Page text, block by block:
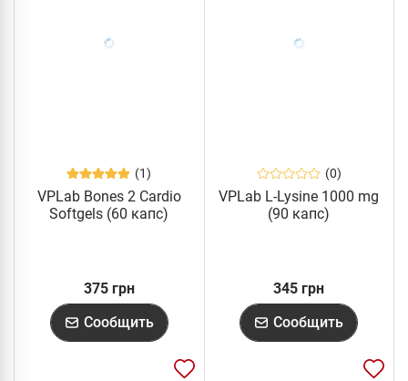
(1)
VPLab Bones 2 Cardio
Softgels (60 капс)
375 грн
Сообщить
(0)
VPLab L-Lysine 1000 mg
(90 капс)
345 грн
Сообщить